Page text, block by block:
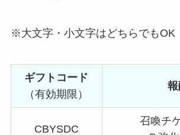
※大文字・小文字はどちらでもOK
ギフトコード
（有効期限）
報
CBYSDC
召喚チ